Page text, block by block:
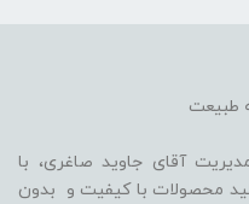
طبیعت
آقای جاوید صاغری، با
محصولات با کیفیت و بدون